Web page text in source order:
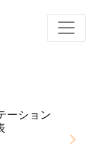
ーション